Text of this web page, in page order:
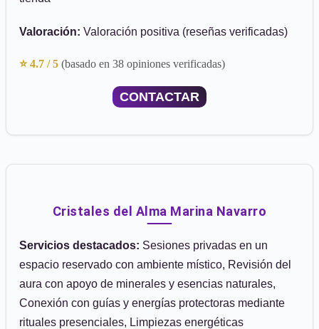
Valoración: Valoración positiva (reseñas verificadas)
⭐ 4.7 / 5 (basado en 38 opiniones verificadas)
CONTACTAR
Cristales del Alma Marina Navarro
Servicios destacados: Sesiones privadas en un
espacio reservado con ambiente místico, Revisión del
aura con apoyo de minerales y esencias naturales,
Conexión con guías y energías protectoras mediante
rituales presenciales, Limpiezas energéticas